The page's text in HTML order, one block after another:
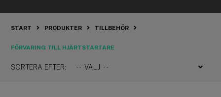
START PRODUKTER TILLBEHÖR
FÖRVARING TILL HJÄRTSTARTARE
SORTERA EFTER: